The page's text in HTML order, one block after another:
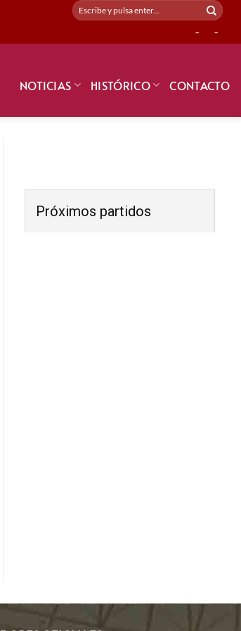
- -
NOTICIAS HISTÓRICO CONTACTO
Próximos partidos